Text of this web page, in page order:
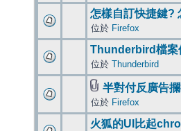
怎樣自訂快捷鍵?
位於 Firefox
Thunderbird檔案
位於 Thunderbird
半對付反廣告
位於 Firefox
火狐的UI比起